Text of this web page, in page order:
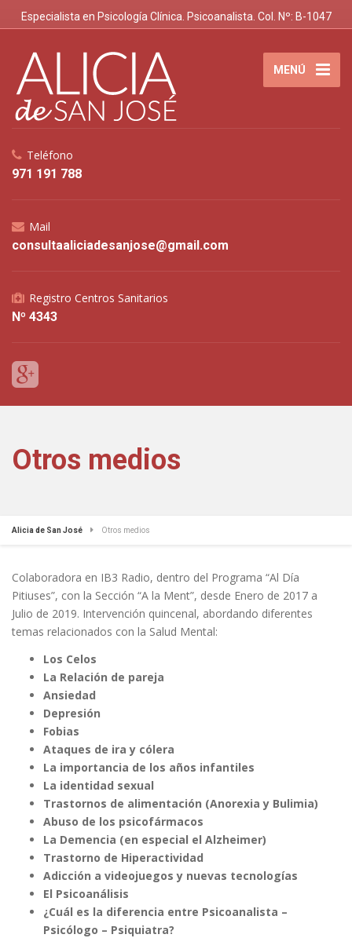
Especialista en Psicología Clínica. Psicoanalista. Col. Nº: B-1047
MENÚ
Teléfono
971 191 788
Mail
consultaaliciadesanjose@gmail.com
Registro Centros Sanitarios
Nº 4343
Otros medios
Alicia de San José Otros medios
Colaboradora en IB3 Radio, dentro del Programa “Al Día
Pitiuses”, con la Sección “A la Ment”, desde Enero de 2017 a
Julio de 2019. Intervención quincenal, abordando diferentes
temas relacionados con la Salud Mental:
Los Celos
La Relación de pareja
Ansiedad
Depresión
Fobias
Ataques de ira y cólera
La importancia de los años infantiles
La identidad sexual
Trastornos de alimentación (Anorexia y Bulimia)
Abuso de los psicofármacos
La Demencia (en especial el Alzheimer)
Trastorno de Hiperactividad
Adicción a videojuegos y nuevas tecnologías
El Psicoanálisis
¿Cuál es la diferencia entre Psicoanalista –
Psicólogo – Psiquiatra?